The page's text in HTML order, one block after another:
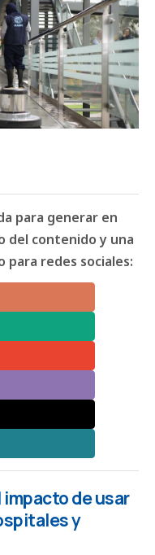
para generar en
del contenido y una
redes sociales:
impacto de usar
y